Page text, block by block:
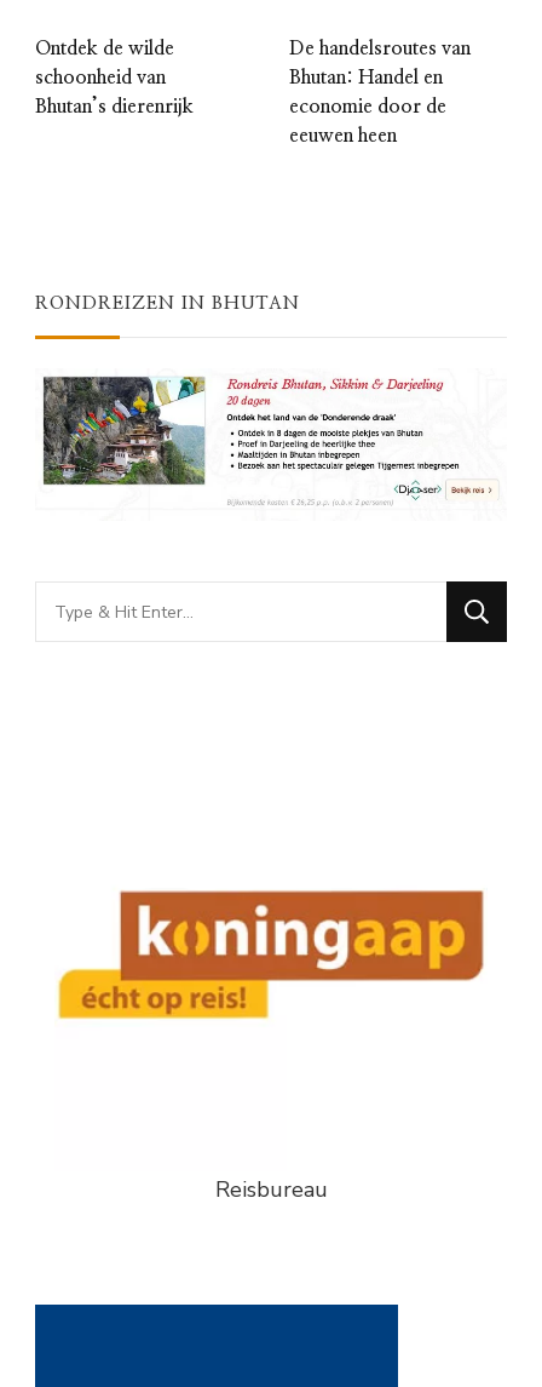
Ontdek de wilde
schoonheid van
Bhutan’s dierenrijk
De handelsroutes van
Bhutan: Handel en
economie door de
eeuwen heen
RONDREIZEN IN BHUTAN
Looking
for
Reisbureau